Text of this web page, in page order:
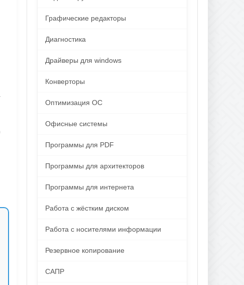
Графические редакторы
Диагностика
Драйверы для windows
Конверторы
Оптимизация ОС
Офисные системы
Программы для PDF
Программы для архитекторов
Программы для интернета
Работа с жёстким диском
Работа с носителями информации
Резервное копирование
САПР